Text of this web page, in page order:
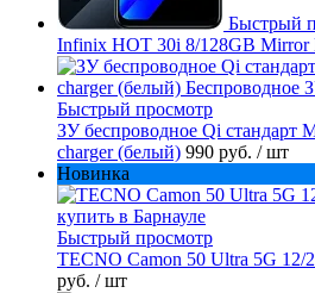
Быстрый
Infinix HOT 30i 8/128GB Mirror
Быстрый просмотр
ЗУ беспроводное Qi стандарт
charger (белый) 990 руб. / шт
Новинка
Быстрый просмотр
TECNO Camon 50 Ultra 5G 12/
руб. / шт